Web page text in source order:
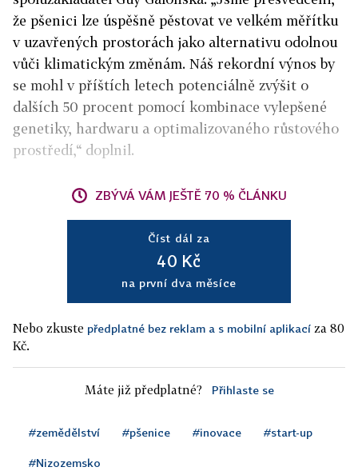
že pšenici lze úspěšně pěstovat ve velkém měřítku
v uzavřených prostorách jako alternativu odolnou
vůči klimatickým změnám. Náš rekordní výnos by
se mohl v příštích letech potenciálně zvýšit o
dalších 50 procent pomocí kombinace vylepšené
genetiky, hardwaru a optimalizovaného růstového
prostředí,“ doplnil.
ZBÝVÁ VÁM JEŠTĚ 70 % ČLÁNKU
Číst dál za
40 Kč
na první dva měsíce
Nebo zkuste předplatné bez reklam a s mobilní aplikací za 80
Kč.
Máte již předplatné? Přihlaste se
#zemědělství #pšenice #inovace #start-up
#Nizozemsko